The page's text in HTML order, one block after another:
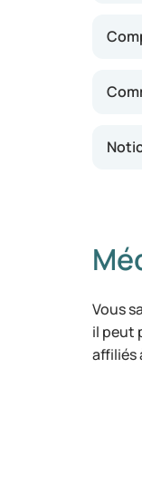
Vous
il peut
affiliés